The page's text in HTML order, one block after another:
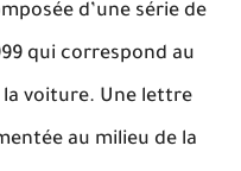
d’une série de
qui correspond au
voiture. Une lettre
au milieu de la